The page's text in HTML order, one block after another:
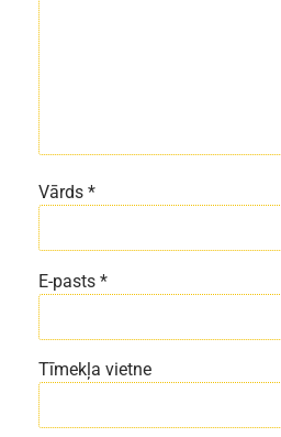
Vārds *
E-pasts *
Tīmekļa vietne